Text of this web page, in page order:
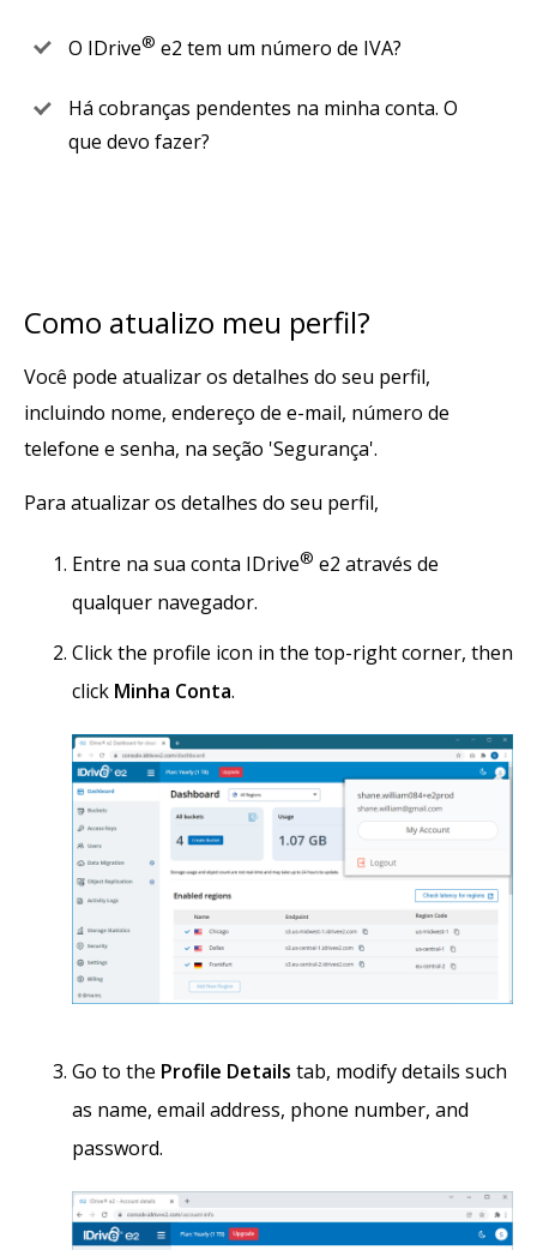
O IDrive® e2 tem um número de IVA?
Há cobranças pendentes na minha conta. O
que devo fazer?
Como atualizo meu perfil?
Você pode atualizar os detalhes do seu perfil,
incluindo nome, endereço de e-mail, número de
telefone e senha, na seção 'Segurança'.
Para atualizar os detalhes do seu perfil,
Entre na sua conta IDrive® e2 através de
qualquer navegador.
Click the profile icon in the top-right corner, then
click Minha Conta.
Go to the Profile Details tab, modify details such
as name, email address, phone number, and
password.